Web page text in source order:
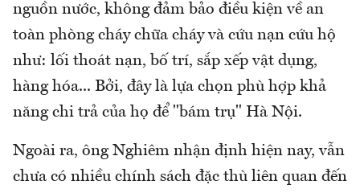
nguồn nước, không đảm bảo điều kiện về an
toàn phòng cháy chữa cháy và cứu nạn cứu hộ
như: lối thoát nạn, bố trí, sắp xếp vật dụng,
hàng hóa... Bởi, đây là lựa chọn phù hợp khả
năng chi trả của họ để "bám trụ" Hà Nội.
Ngoài ra, ông Nghiêm nhận định hiện nay, vẫn
chưa có nhiều chính sách đặc thù liên quan đến